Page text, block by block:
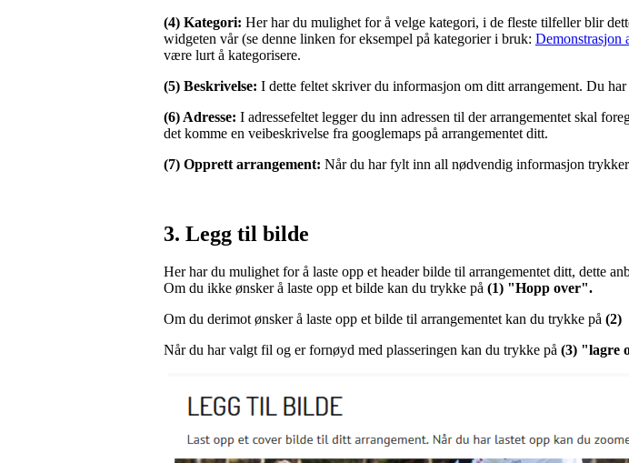
(4) Kategori: Her har du mulighet for å velge kategori, i de fleste tilfeller blir
widgeten vår (se denne linken for eksempel på kategorier i bruk: Demonstrasjon
være lurt å kategorisere.
(5) Beskrivelse: I dette feltet skriver du informasjon om ditt arrangement. Du
(6) Adresse: I adressefeltet legger du inn adressen til der arrangementet skal
det komme en veibeskrivelse fra googlemaps på arrangementet ditt.
(7) Opprett arrangement: Når du har fylt inn all nødvendig informasjon
3. Legg til bilde
Her har du mulighet for å laste opp et header bilde til arrangementet ditt, dette
Om du ikke ønsker å laste opp et bilde kan du trykke på (1) "Hopp over".
Om du derimot ønsker å laste opp et bilde til arrangementet kan du trykke på (2)
Når du har valgt fil og er fornøyd med plasseringen kan du trykke på (3) "lagre